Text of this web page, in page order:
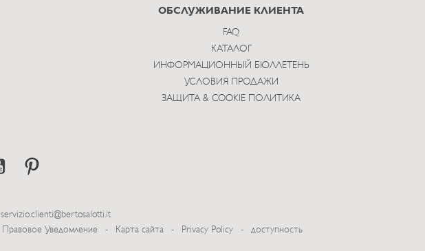
ОБСЛУЖИВАНИЕ КЛИЕНТА
FAQ
КАТАЛОГ
ИНФОРМАЦИОННЫЙ БЮЛЛЕТЕНЬ
УСЛОВИЯ ПРОДАЖИ
ЗАЩИТА & COOKIE ПОЛИТИКА
servizio.clienti@bertosalotti.it
Правовое Уведомление - Карта сайта - Privacy Policy - доступность